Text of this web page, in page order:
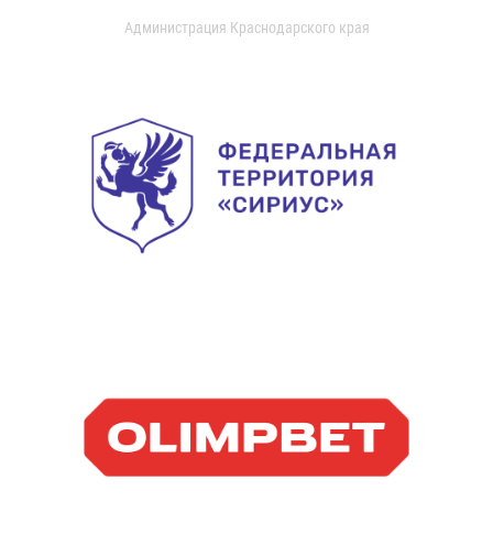
Администрация Краснодарского края